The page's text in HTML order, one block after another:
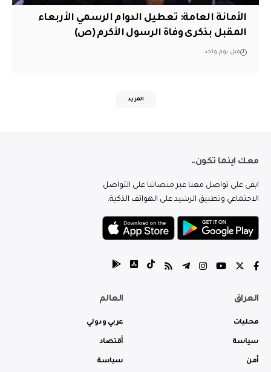
الأمانة العامة: تعطيل الدوام الرسمي الأربعاء
المقبل بذكرى وفاة الرسول الأكرم (ص)
قبل يوم واحد
المزيد
معك اينما تكون..
ابقى على تواصل معنا عبر منصاتنا على التواصل
الاجتماعي وتطبيق الرشيد على الهواتف الذكية.
العراق
محليات
سياسة
أمن
العالم
عربي ودولي
أقتصاد
سياسة